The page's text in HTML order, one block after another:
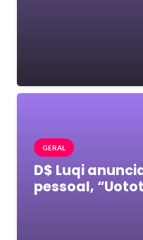
GERAL
D$ Luqi
pessoal,